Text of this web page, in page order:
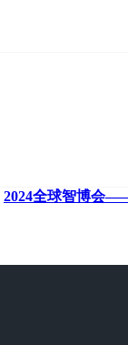
2024全球智博会